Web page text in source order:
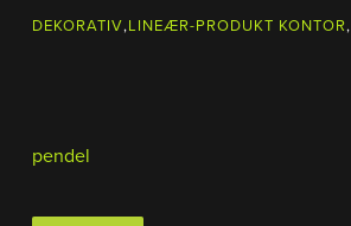
DEKORATIV,LINEÆR-PRODUKT KONTOR,
pendel